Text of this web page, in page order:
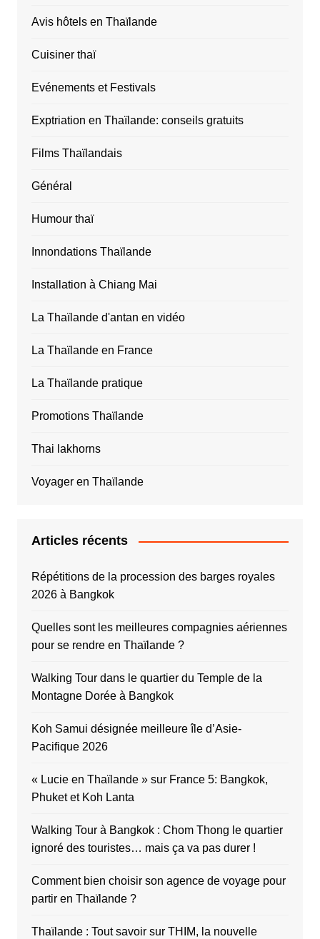
Avis hôtels en Thaïlande
Cuisiner thaï
Evénements et Festivals
Exptriation en Thaïlande: conseils gratuits
Films Thaïlandais
Général
Humour thaï
Innondations Thaïlande
Installation à Chiang Mai
La Thaïlande d'antan en vidéo
La Thaïlande en France
La Thaïlande pratique
Promotions Thaïlande
Thai lakhorns
Voyager en Thaïlande
Articles récents
Répétitions de la procession des barges royales
2026 à Bangkok
Quelles sont les meilleures compagnies aériennes
pour se rendre en Thaïlande ?
Walking Tour dans le quartier du Temple de la
Montagne Dorée à Bangkok
Koh Samui désignée meilleure île d’Asie-
Pacifique 2026
« Lucie en Thaïlande » sur France 5: Bangkok,
Phuket et Koh Lanta
Walking Tour à Bangkok : Chom Thong le quartier
ignoré des touristes… mais ça va pas durer !
Comment bien choisir son agence de voyage pour
partir en Thaïlande ?
Thaïlande : Tout savoir sur THIM, la nouvelle